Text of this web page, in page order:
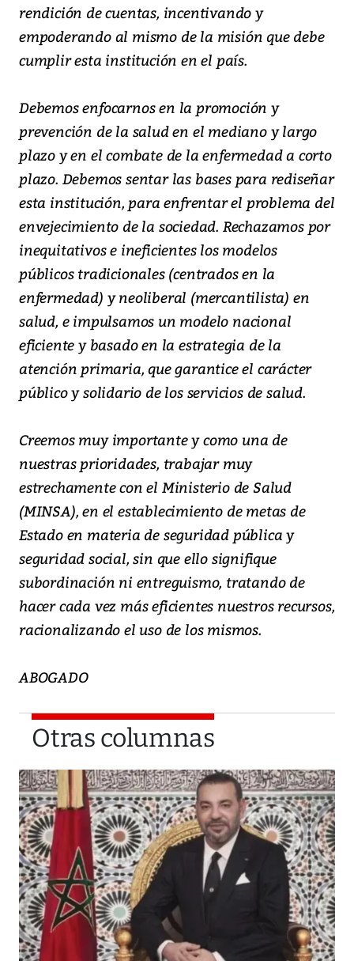
rendición de cuentas, incentivando y
empoderando al mismo de la misión que debe
cumplir esta institución en el país.
Debemos enfocarnos en la promoción y
prevención de la salud en el mediano y largo
plazo y en el combate de la enfermedad a corto
plazo. Debemos sentar las bases para rediseñar
esta institución, para enfrentar el problema del
envejecimiento de la sociedad. Rechazamos por
inequitativos e ineficientes los modelos
públicos tradicionales (centrados en la
enfermedad) y neoliberal (mercantilista) en
salud, e impulsamos un modelo nacional
eficiente y basado en la estrategia de la
atención primaria, que garantice el carácter
público y solidario de los servicios de salud.
Creemos muy importante y como una de
nuestras prioridades, trabajar muy
estrechamente con el Ministerio de Salud
(MINSA), en el establecimiento de metas de
Estado en materia de seguridad pública y
seguridad social, sin que ello signifique
subordinación ni entreguismo, tratando de
hacer cada vez más eficientes nuestros recursos,
racionalizando el uso de los mismos.
ABOGADO
Otras columnas